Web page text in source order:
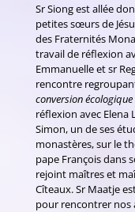
Sr Siong est allée
petites sœurs de
des Fraternités
travail de réflexion
Emmanuelle et sr
rencontre
conversion écologique
réflexion avec Elena
Simon, un de ses
monastères, sur le
pape François dans
rejoint maîtres et
Cîteaux. Sr Maatje
pour rencontrer nos